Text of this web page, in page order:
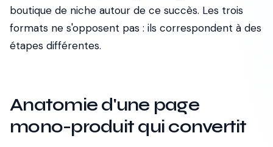
boutique de niche autour de ce succès. Les trois
formats ne s'opposent pas : ils correspondent à des
étapes différentes.
Anatomie d'une page
mono-produit qui convertit